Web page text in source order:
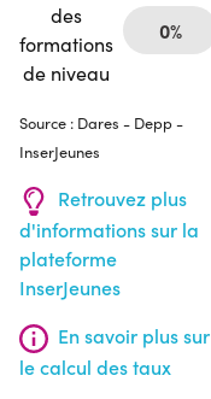
des
formations
de niveau
0%
Source : Dares - Depp -
InserJeunes
Retrouvez plus
d'informations sur la
plateforme
InserJeunes
En savoir plus sur
le calcul des taux